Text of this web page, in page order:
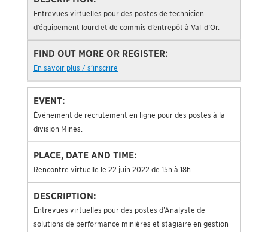
Entrevues virtuelles pour des postes de technicien
d’équipement lourd et de commis d’entrepôt à Val-d’Or.
En savoir plus / s’inscrire
Événement de recrutement en ligne pour des postes à la
division Mines.
Rencontre virtuelle le 22 juin 2022 de 15h à 18h
Entrevues virtuelles pour des postes d’Analyste de
solutions de performance minières et stagiaire en gestion